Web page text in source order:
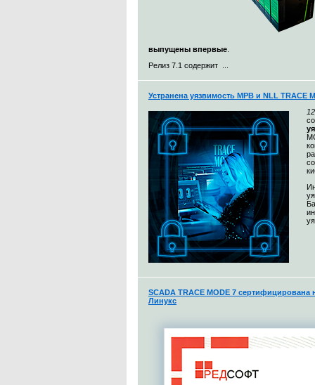
выпущены впервые
Релиз 7.1 содержит ...
Устранена уязвимость МРВ и NLL TRACE
SCADA TRACE MODE 7
Линукс